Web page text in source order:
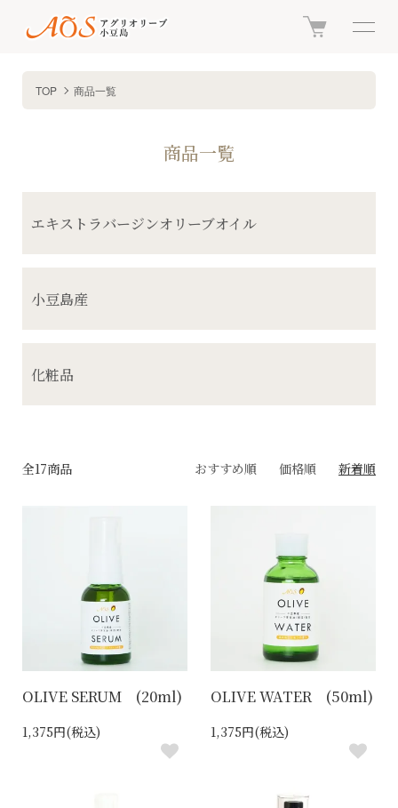
TOP 商品一覧
商品一覧
エキストラバージンオリーブオイル
小豆島産
化粧品
全17商品 おすすめ順 価格順 新着順
OLIVE SERUM (20ml)
1,375円(税込)
OLIVE WATER (50ml)
1,375円(税込)